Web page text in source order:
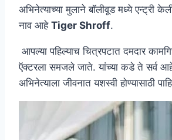
अभिनेत्याच्या मुलाने बॉलीवूड मध्ये एन्ट्री
नाव आहे Tiger Shroff.
आपल्या पहिल्याच चित्रपटात दमदार
ऍक्टरला समजले जाते. यांच्या कडे ते सर्व
अभिनेत्याला जीवनात यशस्वी होण्यासाठी